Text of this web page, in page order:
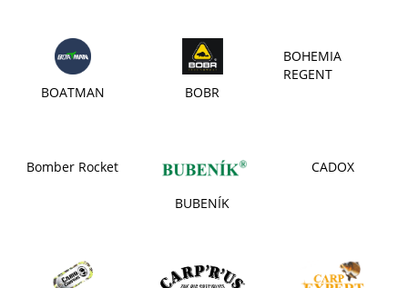
BOATMAN BOBR
BOHEMIA
REGENT
Bomber Rocket
BUBENÍK
CADOX